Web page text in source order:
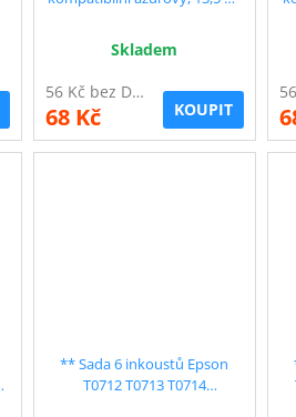
Skladem
56 Kč bez DPH
68 Kč KOUPIT
** Sada 6 inkoustů Epson
T0712 T0713 T0714